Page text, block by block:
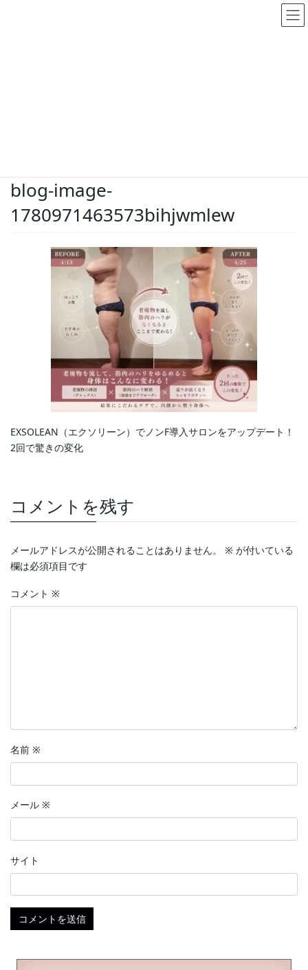
blog-image-
1780971463573bihjwmlew
EXSOLEAN（エクソリーン）でノンF導入サロンをアップデート！
2回で驚きの変化
コメントを残す
メールアドレスが公開されることはありません。 ※ が付いている
欄は必須項目です
コメント ※
名前 ※
メール ※
サイト